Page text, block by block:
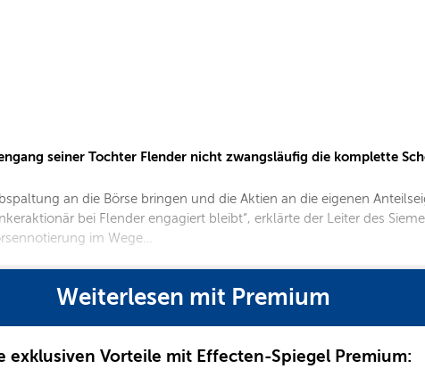
seiner Tochter Flender nicht zwangsläufig die komplette
an die Börse bringen und die Aktien an die eigenen
bei Flender engagiert bleibt“, erklärte der Leiter des
im Wege…
Weiterlesen mit Premium
exklusiven Vorteile mit Effecten-Spiegel Premium: